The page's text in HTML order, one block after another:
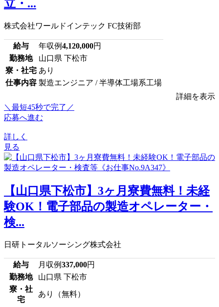
立・...
株式会社ワールドインテック FC技術部
給与 年収例4,120,000円
勤務地
山口県 下松市
寮・社宅 あり
仕事内容 製造エンジニア / 半導体工場系工場
詳細を表示
＼最短45秒で完了／
応募へ進む
詳しく
見る
【山口県下松市】3ヶ月寮費無料！未経
験OK！電子部品の製造オペレーター・
検...
日研トータルソーシング株式会社
給与 月収例337,000円
勤務地
山口県 下松市
寮・社
宅
あり（無料）